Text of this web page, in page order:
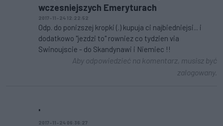
wczesniejszych Emeryturach
2017-11-24 12:22:52
Odp. do ponizszej kropki (.) kupuja ci najbiedniejsi... i
dodatkowo "jezdzi to" rowniez co tydzien via
Swinoujscie - do Skandynawi i Niemiec !!
Aby odpowiedzieć na komentarz, musisz być
zalogowany.
'
2017-11-24 06:36:27